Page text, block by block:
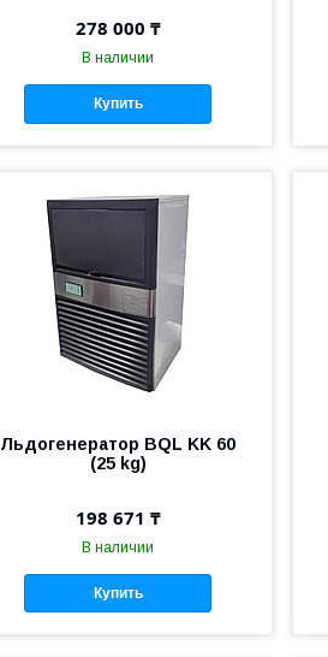
278 000 ₸
В наличии
Купить
Льдогенератор BQL KK 60
(25 kg)
198 671 ₸
В наличии
Купить